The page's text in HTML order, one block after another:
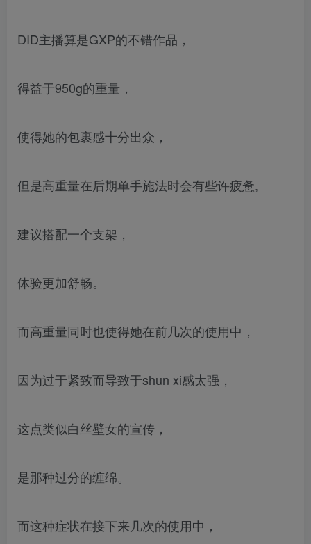
DID主播算是GXP的不错作品，
得益于950g的重量，
使得她的包裹感十分出众，
但是高重量在后期单手施法时会有些许疲惫,
建议搭配一个支架，
体验更加舒畅。
而高重量同时也使得她在前几次的使用中，
因为过于紧致而导致于shun xi感太强，
这点类似白丝壁女的宣传，
是那种过分的缠绵。
而这种症状在接下来几次的使用中，